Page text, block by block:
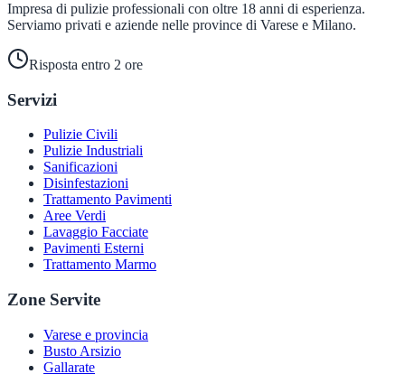
Impresa di pulizie professionali con oltre 18 anni di esperienza.
Serviamo privati e aziende nelle province di Varese e Milano.
Risposta entro 2 ore
Servizi
Pulizie Civili
Pulizie Industriali
Sanificazioni
Disinfestazioni
Trattamento Pavimenti
Aree Verdi
Lavaggio Facciate
Pavimenti Esterni
Trattamento Marmo
Zone Servite
Varese e provincia
Busto Arsizio
Gallarate